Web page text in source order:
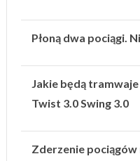
Płoną dwa pociągi.
Jakie będą
Twist 3.0 Swing 3.0
Zderzenie pociągów